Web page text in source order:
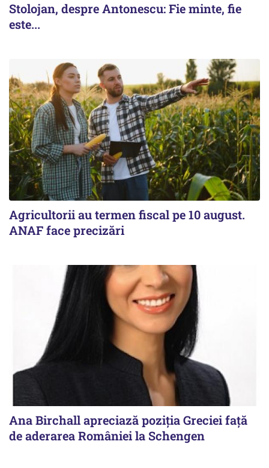
Stolojan, despre Antonescu: Fie minte, fie
este...
Agricultorii au termen fiscal pe 10 august.
ANAF face precizări
Ana Birchall apreciază poziţia Greciei faţă
de aderarea României la Schengen